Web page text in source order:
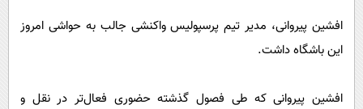
سرگرمی
گوناگون
پیامک
آشپزی
افشین پیروانی، مدیر تیم پرسپولیس واکنشی جالب به حواشی امروز
این باشگاه داشت.
افشین پیروانی که طی فصول گذشته حضوری فعال‌تر در نقل و